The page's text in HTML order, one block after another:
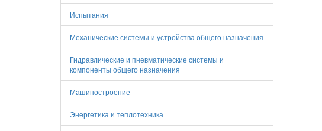
Испытания
Механические системы и устройства общего назначения
Гидравлические и пневматические системы и
компоненты общего назначения
Машиностроение
Энергетика и теплотехника